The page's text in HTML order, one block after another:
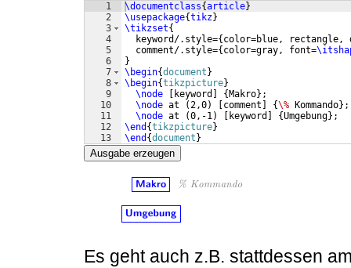
1
2
3
4
5
6
7
8
9
10
11
12
13
\documentclass{article}
\usepackage{tikz}
\tikzset{
  keyword/.style=
{ color=blue, rectangle,
  comment/.style=
{ color=gray, font=
}
\begin{document }
\begin{tikzpicture}
\node
keyword { Makro} ;
\node at (2,0) comment {\% Kommando} ;
\node at (0,-1) keyword {Umgebung} ;
\end {tikzpicture}
\end {document }
Ausgabe erzeugen
Es geht auch z.B. stattdessen